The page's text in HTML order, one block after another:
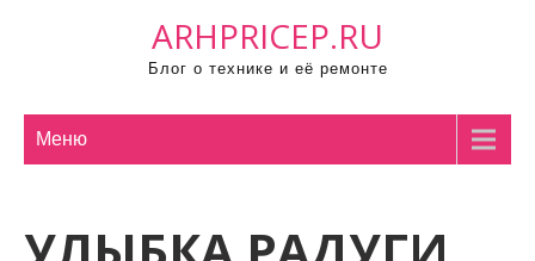
ARHPRICEP.RU
Блог о технике и её ремонте
Меню